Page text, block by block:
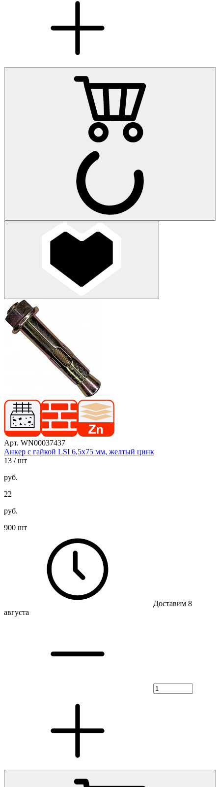
Арт. WN00037437
Анкер с гайкой LSI 6,5х75 мм, желтый цинк
13 / шт
руб.
22
руб.
900 шт
Доставим 8
августа